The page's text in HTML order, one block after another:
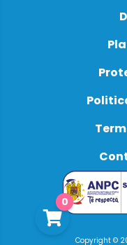
0
Copyright ©